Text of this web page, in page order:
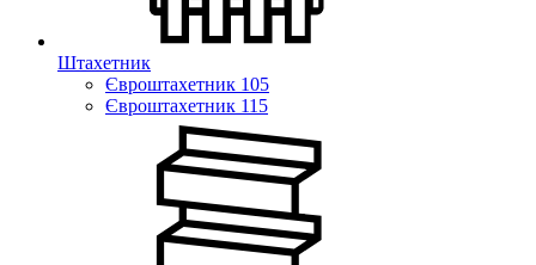
Штахетник
Євроштахетник 105
Євроштахетник 115